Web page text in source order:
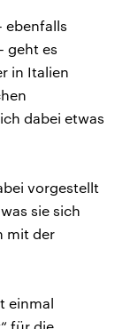
ebenfalls
geht es
in Italien
dabei etwas
vorgestellt
sie sich
mit der
einmal